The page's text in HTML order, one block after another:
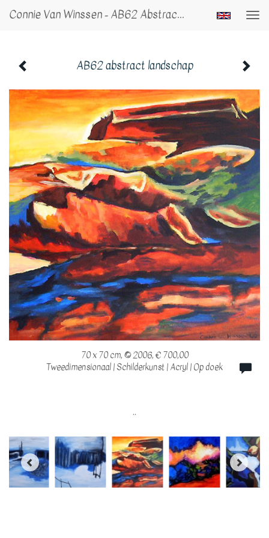
Connie Van Winssen - AB62 Abstract Landschap
AB62 abstract landschap
70 x 70 cm, © 2006, € 700,00
Tweedimensionaal | Schilderkunst | Acryl | Op doek
..